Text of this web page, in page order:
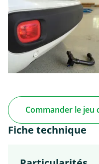
Commander le jeu
Fiche technique